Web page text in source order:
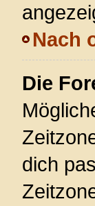
Nach
Die
dich